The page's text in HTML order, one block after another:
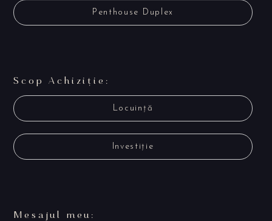
Penthouse Duplex
Scop Achiziție:
Locuință
Investiție
Mesajul meu: